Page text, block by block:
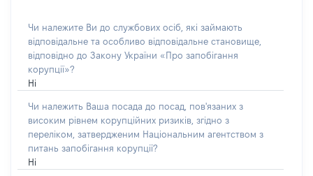
Чи належите Ви до службових осіб, які займають
відповідальне та особливо відповідальне становище,
відповідно до Закону України «Про запобігання
корупції»?
Ні
Чи належить Ваша посада до посад, пов'язаних з
високим рівнем корупційних ризиків, згідно з
переліком, затвердженим Національним агентством з
питань запобігання корупції?
Ні